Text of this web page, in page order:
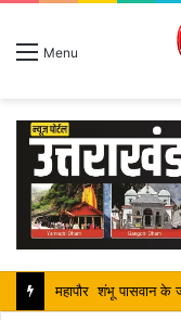
Menu
महापौर शंभू पासवान के